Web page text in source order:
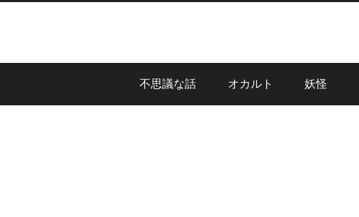
不思議な話 オカルト 妖怪